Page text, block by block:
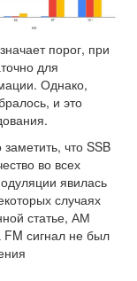
порог, при
для
Однако,
и это
что SSB
во всех
явилась
случаях
статье, АМ
FM сигнал не был